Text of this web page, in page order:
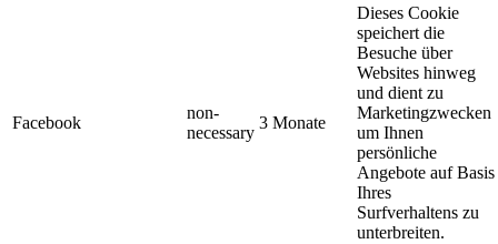
Facebook
non-
necessary
3 Monate
Dieses Cookie
speichert die
Besuche über
Websites hinweg
und dient zu
Marketingzwecken
um Ihnen
persönliche
Angebote auf Basis
Ihres
Surfverhaltens zu
unterbreiten.